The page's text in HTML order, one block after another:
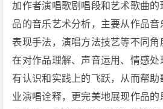
加作者演唱歌剧唱段和艺术歌曲
品的音乐艺术分析，主要从作品
表现手法，演唱方法技艺等不同
在对作品理解、声音运用、情感
有认识和实践上的飞跃，从而帮
业演唱诠释，更完美地展现作品